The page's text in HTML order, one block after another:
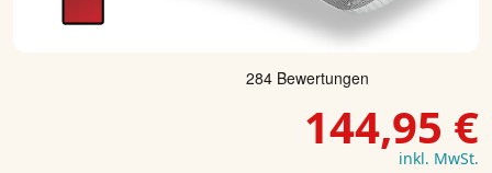
144,95 €
inkl. MwSt.